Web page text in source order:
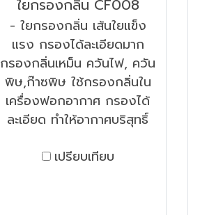
ใยกรองกลิ่น CF008
- ใยกรองกลิ่น เส้นใยแข็ง
แรง กรองได้ละเอียดมาก
กรองกลิ่นเหม็น ควันไฟ, ควัน
พิษ,ก๊าซพิษ ใช้กรองกลิ่นใน
เครื่องฟอกอากาศ กรองได้
ละเอียด ทำให้อากาศบริสุทธิ์
เปรียบเทียบ